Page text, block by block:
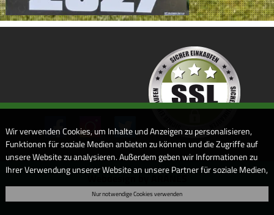
Webdesign by ARANES
Wir verwenden Cookies, um Inhalte und Anzeigen zu personalisieren,
Funktionen für soziale Medien anbieten zu können und die Zugriffe auf
unsere Website zu analysieren. Außerdem geben wir Informationen zu
Ihrer Verwendung unserer Website an unsere Partner für soziale Medien,
Informationen möglicherweise mit weiteren Daten zusammen, die Sie
Nur notwendige Cookies verwenden